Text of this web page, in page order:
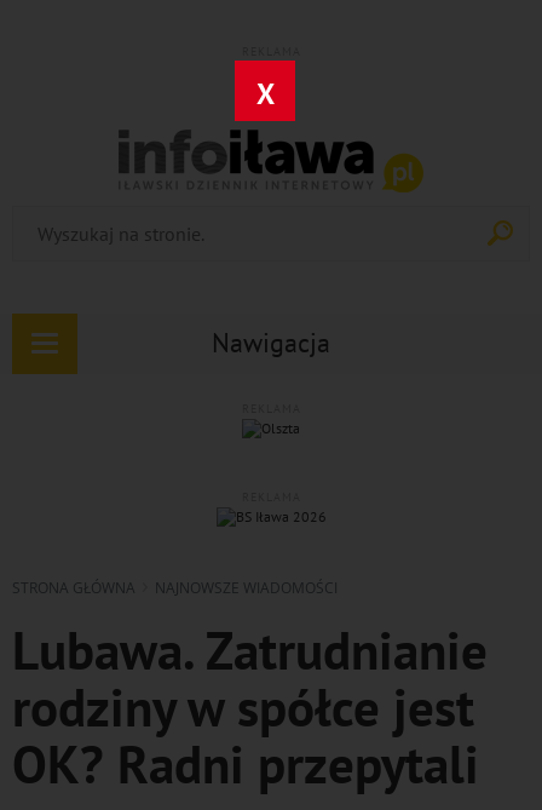
X
Nawigacja
Rozwiń
STRONA GŁÓWNA NAJNOWSZE WIADOMOŚCI
Lubawa. Zatrudnianie
rodziny w spółce jest
OK? Radni przepytali